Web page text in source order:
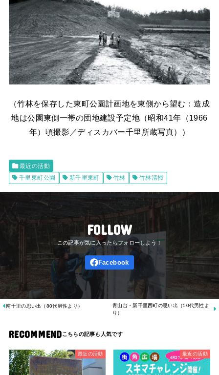
（竹林を保存した東町公園計画地を東側から望む：造成
地は公園東側一帯の団地建設予定地（昭和41年（1966
年）頃撮影／ディスカバー千里所蔵写真））
最近の活動
千里東町公園
新千里東町 竹林 竹林清掃
FOLLOW
南千里の思い出（80代男性より）
青山台・新千里西町の思い出（50代男性よ
り）
RECOMMEND
最近の活動 最近の活動